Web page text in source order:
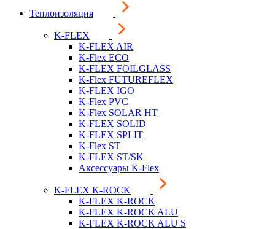
Теплоизоляция
K-FLEX
K-FLEX AIR
K-Flex ECO
K-FLEX FOILGLASS
K-Flex FUTUREFLEX
K-FLEX IGO
K-Flex PVC
K-Flex SOLAR HT
K-FLEX SOLID
K-FLEX SPLIT
K-Flex ST
K-FLEX ST/SK
Аксессуары K-Flex
K-FLEX K-ROCK
K-FLEX K-ROCK
K-FLEX K-ROCK ALU
K-FLEX K-ROCK ALU S